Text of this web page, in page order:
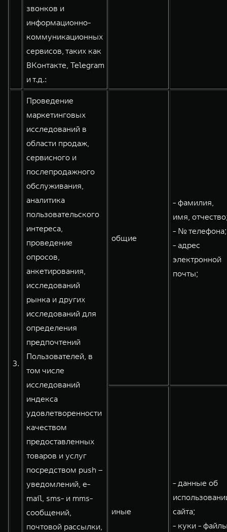
звонков и
информационно-
коммуникационных
сервисов, таких как
ВКонтакте, Telegram
и т.д.:
3.
Проведение
маркетинговых
исследований в
области продаж,
сервисного и
послепродажного
обслуживания,
аналитика
пользовательского
интереса,
проведение
опросов,
анкетирования,
исследований
рынка и других
исследований для
определения
предпочтений
Пользователей, в
том числе
исследований
индекса
удовлетворенности
качеством
предоставленных
товаров и услуг
посредством push –
уведомлений, e-
mail, sms- и mms-
сообщений,
почтовой рассылки,
общие
- фамилия,
имя,
- № телефона;
- адрес
электронной
почты;
иные
- данные об
сайта;
- куки -